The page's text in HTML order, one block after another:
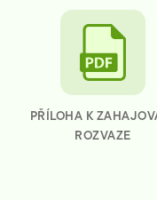
PŘÍLOHA K
ROZVAZE